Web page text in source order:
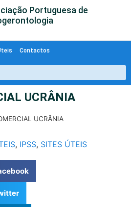
Portuguesa de
Contactos
UCRÂNIA
UCRÂNIA
, IPSS, SITES ÚTEIS